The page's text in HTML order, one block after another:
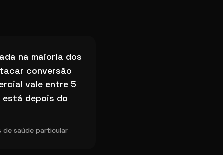
na maioria dos
conversão
vale entre 5
está depois do
de saúde particular